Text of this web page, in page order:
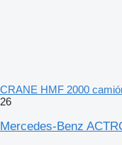
CRANE HMF 2000
26
Mercedes-Benz